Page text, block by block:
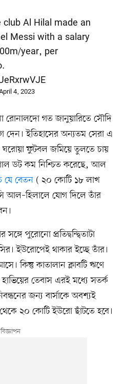
club Al Hilal made an
Messi with a salary
year, per
.
4, 2023
রোনালদো গত জানুয়ারিতে সৌদি
ইতিহাসের অন্যতম সেরা এ
ফুটবল জমিয়ে তুলতে চায়
ডট কম নিশ্চিত করেছে, আল
যে বেতন( ২০ কোটি ১৮ লাখ
আল–হিলালে যোগ দিলে তাঁর
পুরোনো প্রতিদ্বন্দ্বিতাটা
ইউরোপেই থাকার ইচ্ছে তাঁর।
কিন্তু কাতালান ক্লাবটি ঋণে
তেবাস এরই মধ্যে সতর্ক
জন্য বার্সাকে অবশ্যই
থেকে ২০ কোটি ইউরো ছাঁটতে হবে।